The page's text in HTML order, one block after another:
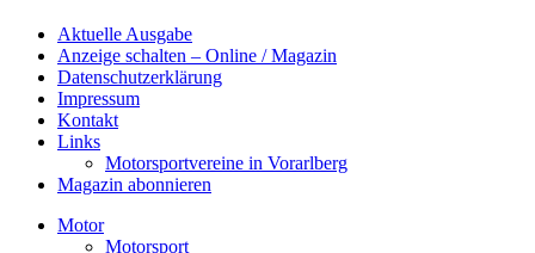
Aktuelle Ausgabe
Anzeige schalten – Online / Magazin
Datenschutzerklärung
Impressum
Kontakt
Links
Motorsportvereine in Vorarlberg
Magazin abonnieren
Motor
Motorsport